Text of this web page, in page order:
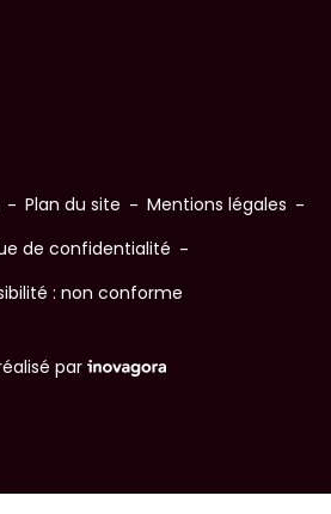
Plan du site
Mentions légales
de confidentialité
: non conforme
par Inovagora (ouverture dans